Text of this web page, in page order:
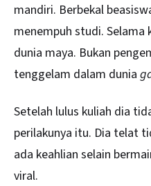
mandiri. Berbekal
menempuh studi. Selama
dunia maya. Bukan
tenggelam dalam dunia
Setelah lulus kuliah dia
perilakunya itu. Dia telat
ada keahlian selain
viral.